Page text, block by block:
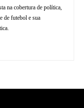
na cobertura de política,
de futebol e sua